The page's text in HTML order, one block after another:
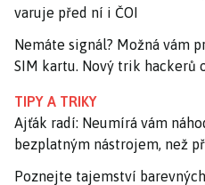
varuje před ní i ČOI
Nemáte signál? Možná vám
SIM kartu. Nový trik hackerů
TIPY A TRIKY
Ajťák radí: Neumírá vám
bezplatným nástrojem, než
Poznejte tajemství